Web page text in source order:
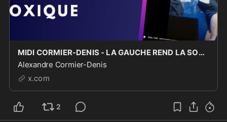
MIDI CORMIER-DENIS - LA GAUCHE REND LA SOUVERAINETÉ TOXIQUE [EN DIRECT]
Alexandre Cormier-Denis
x.com
2